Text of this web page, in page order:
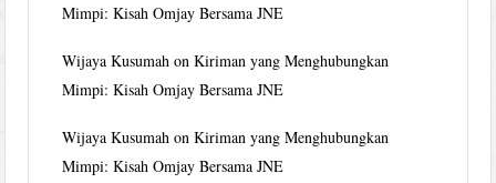
Mimpi: Kisah Omjay Bersama JNE
Wijaya Kusumah onKiriman yang Menghubungkan
Mimpi: Kisah Omjay Bersama JNE
Wijaya Kusumah onKiriman yang Menghubungkan
Mimpi: Kisah Omjay Bersama JNE